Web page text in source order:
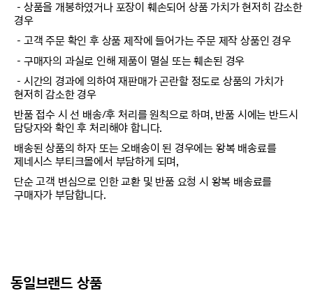
－상품을 개봉하였거나 포장이 훼손되어 상품 가치가 현저히 감소한
경우
－고객 주문 확인 후 상품 제작에 들어가는 주문 제작 상품인 경우
－구매자의 과실로 인해 제품이 멸실 또는 훼손된 경우
－시간의 경과에 의하여 재판매가 곤란할 정도로 상품의 가치가
현저히 감소한 경우
반품 접수 시 선 배송/후 처리를 원칙으로 하며, 반품 시에는 반드시
담당자와 확인 후 처리해야 합니다.
배송된 상품의 하자 또는 오배송이 된 경우에는 왕복 배송료를
제네시스 부티크몰에서 부담하게 되며,
단순 고객 변심으로 인한 교환 및 반품 요청 시 왕복 배송료를
구매자가 부담합니다.
동일브랜드 상품